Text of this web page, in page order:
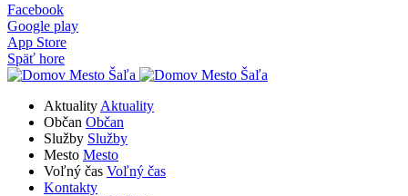
Facebook
Google play
App Store
Späť hore
Aktuality Aktuality
Občan Občan
Služby Služby
Mesto Mesto
Voľný čas Voľný čas
Kontakty